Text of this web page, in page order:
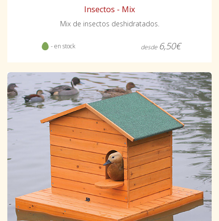
Insectos - Mix
Mix de insectos deshidratados.
- en stock desde 6,50€